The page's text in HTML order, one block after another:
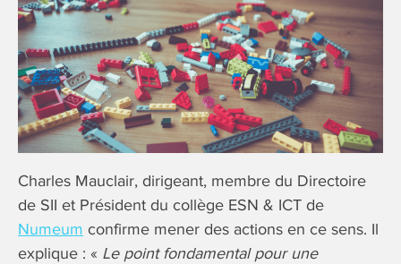
Charles Mauclair, dirigeant, membre du Directoire
de SII et Président du collège ESN & ICT de
Numeum confirme mener des actions en ce sens. Il
explique : « Le point fondamental pour une